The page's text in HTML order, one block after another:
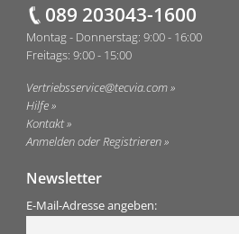
089 203043-1600
Montag - Donnerstag: 9:00 - 16:00
Freitags: 9:00 - 15:00
Vertriebsservice@tecvia.com
Hilfe
Kontakt
Anmelden oder Registrieren
Newsletter
E-Mail-Adresse angeben: